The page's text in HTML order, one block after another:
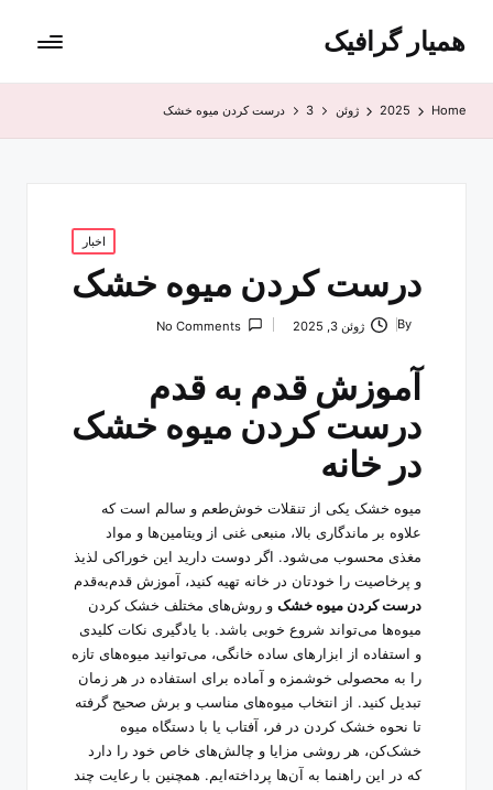
همیار گرافیک
Home
2025 ژوئن 3 درست کردن میوه خشک
Posted
in
اخبار
درست کردن میوه خشک
Posted
By ژوئن 3, 2025 No Comments
آموزش قدم‌ به‌ قدم
درست کردن میوه خشک
در خانه
میوه خشک یکی از تنقلات خوش‌طعم و سالم است که
علاوه بر ماندگاری بالا، منبعی غنی از ویتامین‌ها و مواد
مغذی محسوب می‌شود. اگر دوست دارید این خوراکی لذیذ
و پرخاصیت را خودتان در خانه تهیه کنید، آموزش قدم‌به‌قدم
درست کردن میوه خشک و روش‌های مختلف خشک کردن
میوه‌ها می‌تواند شروع خوبی باشد. با یادگیری نکات کلیدی
و استفاده از ابزارهای ساده خانگی، می‌توانید میوه‌های تازه
را به محصولی خوشمزه و آماده برای استفاده در هر زمان
تبدیل کنید. از انتخاب میوه‌های مناسب و برش صحیح گرفته
تا نحوه خشک کردن در فر، آفتاب یا با دستگاه میوه
خشک‌کن، هر روشی مزایا و چالش‌های خاص خود را دارد
که در این راهنما به آن‌ها پرداخته‌ایم. همچنین با رعایت چند